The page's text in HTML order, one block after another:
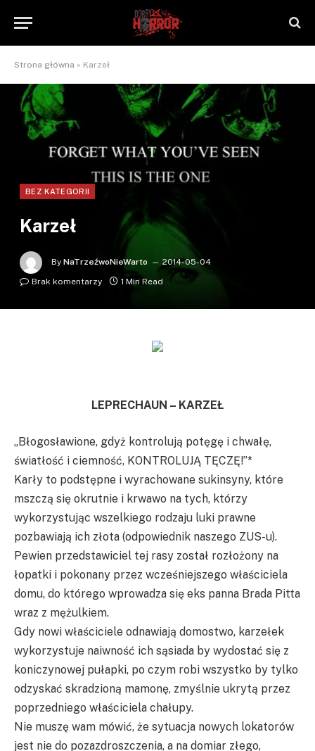
Strona główna » Karzeł
BEZ KATEGORII
Karzeł
By NaTrzeźwoNieWarto
2014-05-04
Brak komentarzy
1 Min Read
LEPRECHAUN – KARZEŁ
„Błogosławione, gdyż kontrolują potęgę i chwałę,
światłość i ciemność, KONTROLUJĄ TĘCZĘ!”*
Karły to podstępne i wyrachowane sukinsyny, które
mszczą się okrutnie i krwawo na tych, którzy
wykorzystując wszelkiego rodzaju luki prawne
pozbawiają ich złota (odpowiednik naszego ZUS-u).
Pewien przedstawiciel tej rasy został rozłożony na
łopatki i pokonany przez wcześniejszego właściciela
domu, do którego wprowadza się eks panna Brada Pitta
wraz z mężulkiem.
Gdy nowi właściciele odnawiają domostwo, karzełek
wykorzystuje naiwność ich sąsiada by wydostać się z
koniczynowej pułapki, po czym robi wszystko by tylko
odzyskać skradzioną mamonę, zmyślnie ukrytą przez
poprzedniego właściciela chałupy.
Nie muszę wam mówić, że sytuacja nowych lokatorów
jest nie do pozazdroszczenia, a na domiar złego,